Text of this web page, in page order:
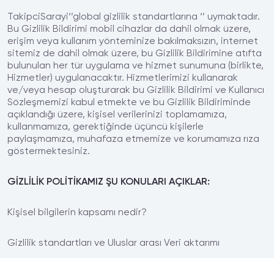
TakipciSarayi‘’global gizlilik standartlarına ‘’ uymaktadır.
Bu Gizlilik Bildirimi mobil cihazlar da dahil olmak üzere,
erişim veya kullanım yönteminize bakılmaksızın, internet
sitemiz de dahil olmak üzere, bu Gizlilik Bildirimine atıfta
bulunulan her tür uygulama ve hizmet sunumuna (birlikte,
Hizmetler) uygulanacaktır. Hizmetlerimizi kullanarak
ve/veya hesap oluşturarak bu Gizlilik Bildirimi ve Kullanıcı
Sözleşmemizi kabul etmekte ve bu Gizlilik Bildiriminde
açıklandığı üzere, kişisel verilerinizi toplamamıza,
kullanmamıza, gerektiğinde üçüncü kişilerle
paylaşmamıza, muhafaza etmemize ve korumamıza rıza
göstermektesiniz.
GİZLİLİK POLİTİKAMIZ ŞU KONULARI AÇIKLAR:
Kişisel bilgilerin kapsamı nedir?
Gizlilik standartları ve Uluslar arası Veri aktarımı